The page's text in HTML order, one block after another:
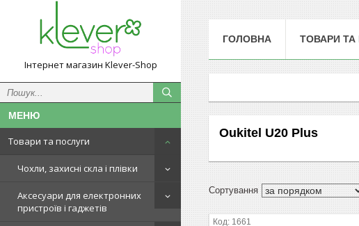
Інтернет магазин Klever-Shop
Товари та послуги
Чохли, захисні скла і плівки
Аксесуари для електронних
пристроїв і гаджетів
ГОЛОВНА ТОВАРИ ТА
Oukitel U20 Plus
1661